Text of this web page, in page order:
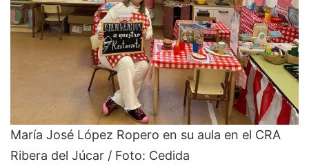
María José López Ropero en su aula en el CRA
Ribera del Júcar / Foto: Cedida